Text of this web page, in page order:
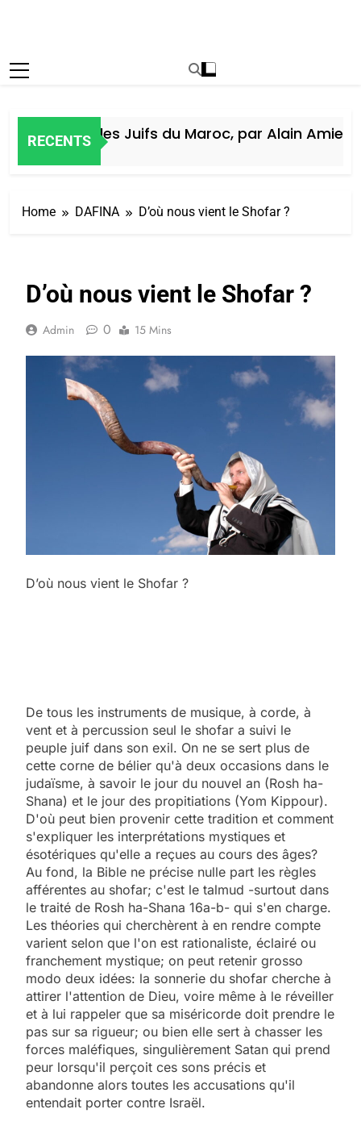
RECENTS
Histoire des Juifs du Maroc, par Alain Amiel
Home DAFINA D’où nous vient le Shofar ?
D’où nous vient le Shofar ?
Admin 0 15 Mins
D’où nous vient le Shofar ?
De tous les instruments de musique, à corde, à
vent et à percussion seul le shofar a suivi le
peuple juif dans son exil. On ne se sert plus de
cette corne de bélier qu'à deux occasions dans le
judaïsme, à savoir le jour du nouvel an (Rosh ha-
Shana) et le jour des propitiations (Yom Kippour).
D'où peut bien provenir cette tradition et comment
s'expliquer les interprétations mystiques et
ésotériques qu'elle a reçues au cours des âges?
Au fond, la Bible ne précise nulle part les règles
afférentes au shofar; c'est le talmud -surtout dans
le traité de Rosh ha-Shana 16a-b- qui s'en charge.
Les théories qui cherchèrent à en rendre compte
varient selon que l'on est rationaliste, éclairé ou
franchement mystique; on peut retenir grosso
modo deux idées: la sonnerie du shofar cherche à
attirer l'attention de Dieu, voire même à le réveiller
et à lui rappeler que sa miséricorde doit prendre le
pas sur sa rigueur; ou bien elle sert à chasser les
forces maléfiques, singulièrement Satan qui prend
peur lorsqu'il perçoit ces sons précis et
abandonne alors toutes les accusations qu'il
entendait porter contre Israël.